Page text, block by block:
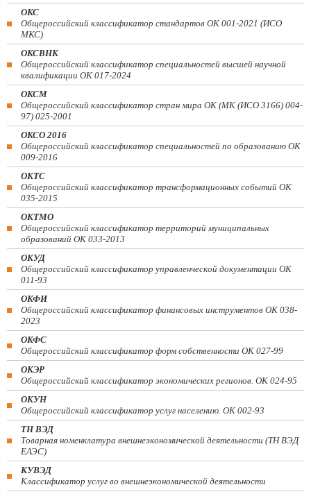
ОКС
Общероссийский классификатор стандартов ОК 001-2021 (ИСО
МКС)
ОКСВНК
Общероссийский классификатор специальностей высшей научной
квалификации ОК 017-2024
ОКСМ
Общероссийский классификатор стран мира ОК (МК (ИСО 3166) 004-
97) 025-2001
ОКСО 2016
Общероссийский классификатор специальностей по образованию ОК
009-2016
ОКТС
Общероссийский классификатор трансформационных событий ОК
035-2015
ОКТМО
Общероссийский классификатор территорий муниципальных
образований ОК 033-2013
ОКУД
Общероссийский классификатор управленческой документации ОК
011-93
ОКФИ
Общероссийский классификатор финансовых инструментов OK 038-
2023
ОКФС
Общероссийский классификатор форм собственности ОК 027-99
ОКЭР
Общероссийский классификатор экономических регионов. ОК 024-95
ОКУН
Общероссийский классификатор услуг населению. ОК 002-93
ТН ВЭД
Товарная номенклатура внешнеэкономической деятельности (ТН ВЭД
ЕАЭС)
КУВЭД
Классификатор услуг во внешнеэкономической деятельности